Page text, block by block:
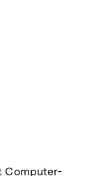
Computer-